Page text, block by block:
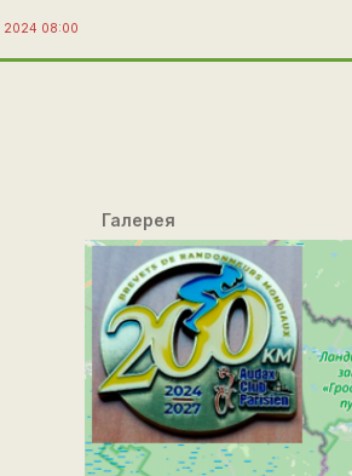
2024 08:00
Галерея